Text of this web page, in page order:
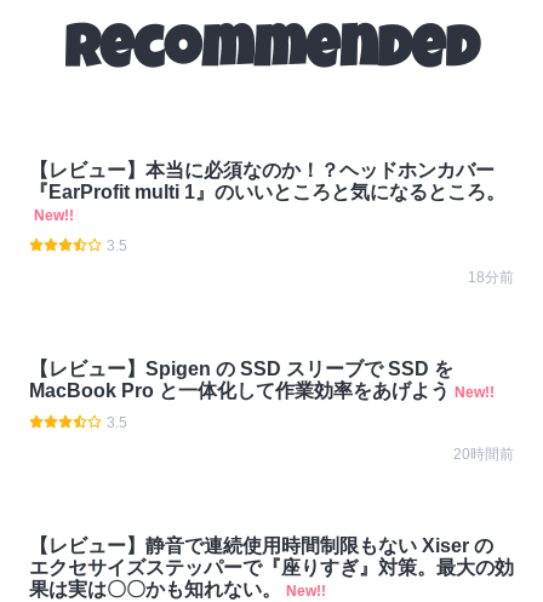
Recommended
【レビュー】本当に必須なのか！？ヘッドホンカバー
『EarProfit multi 1』のいいところと気になるところ。
New!!
3.5
18分前
【レビュー】Spigen の SSD スリーブで SSD を
MacBook Pro と一体化して作業効率をあげよう
New!!
3.5
20時間前
【レビュー】静音で連続使用時間制限もない Xiser の
エクセサイズステッパーで『座りすぎ』対策。最大の効
果は実は〇〇かも知れない。
New!!